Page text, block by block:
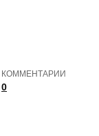
КОММЕНТАРИИ
0